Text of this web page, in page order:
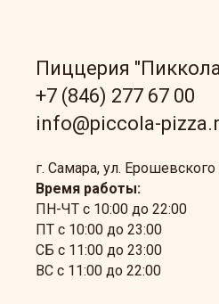
Пиццерия
+7 (846) 277 67 00
info@piccola-
г. Самара, ул. Ерошевского
Время работы:
ПН-ЧТ с 10:00 до 22:00
ПТ с 10:00 до 23:00
СБ с 11:00 до 23:00
ВС с 11:00 до 22:00